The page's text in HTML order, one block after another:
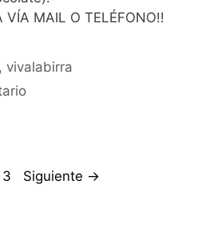
VÍA MAIL O TELÉFONO!!
, vivalabirra
Página
3 Siguiente →